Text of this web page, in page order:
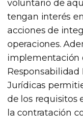
voluntario de
tengan interés
acciones de
operaciones.
implementación
Responsabilidad
Jurídicas
de los requisitos
la contratación